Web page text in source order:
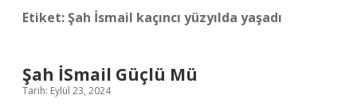
Etiket:Şah İsmail kaçıncı yüzyılda yaşadı
Şah İSmail Güçlü Mü
Tarih: Eylül 23, 2024